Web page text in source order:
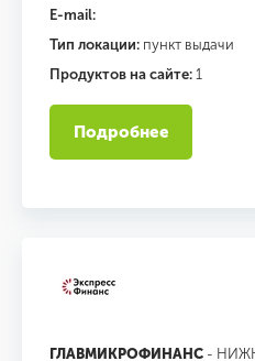
E-mail:
Тип локации: пункт выдачи
Продуктов на сайте: 1
Подробнее
ГЛАВМИКРОФИНАНС -